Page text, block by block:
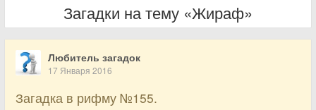
Загадки на тему «Жираф»
Любитель загадок
17 Января 2016
Загадка в рифму №155.